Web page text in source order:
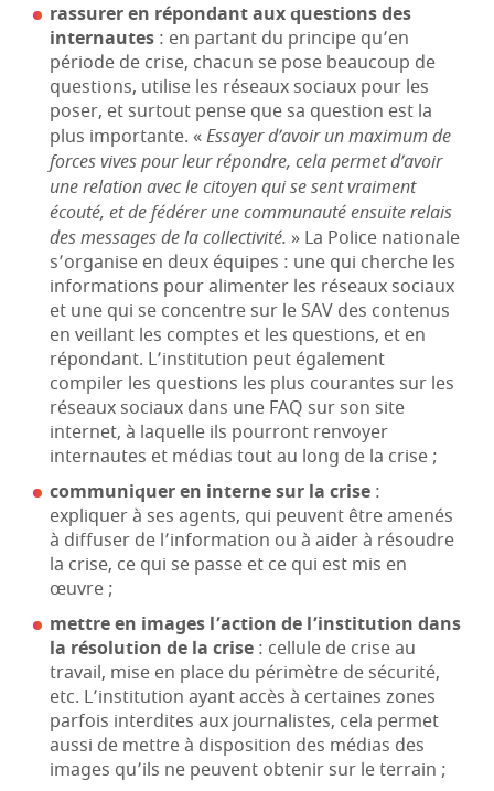
rassurer en répondant aux questions des
internautes : en partant du principe qu’en
période de crise, chacun se pose beaucoup de
questions, utilise les réseaux sociaux pour les
poser, et surtout pense que sa question est la
plus importante. «Essayer d’avoir un maximum de
forces vives pour leur répondre, cela permet d’avoir
une relation avec le citoyen qui se sent vraiment
écouté, et de fédérer une communauté ensuite relais
des messages de la collectivité. » La Police nationale
s’organise en deux équipes : une qui cherche les
informations pour alimenter les réseaux sociaux
et une qui se concentre sur le SAV des contenus
en veillant les comptes et les questions, et en
répondant. L’institution peut également
compiler les questions les plus courantes sur les
réseaux sociaux dans une FAQ sur son site
internet, à laquelle ils pourront renvoyer
internautes et médias tout au long de la crise ;
communiquer en interne sur la crise :
expliquer à ses agents, qui peuvent être amenés
à diffuser de l’information ou à aider à résoudre
la crise, ce qui se passe et ce qui est mis en
œuvre ;
mettre en images l’action de l’institution dans
la résolution de la crise : cellule de crise au
travail, mise en place du périmètre de sécurité,
etc. L’institution ayant accès à certaines zones
parfois interdites aux journalistes, cela permet
aussi de mettre à disposition des médias des
images qu’ils ne peuvent obtenir sur le terrain ;